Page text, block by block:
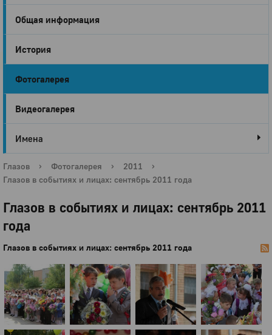
Город
Глазов
Общая информация
История
Фотогалерея
Видеогалерея
Имена
Глазов › Фотогалерея › 2011
›
Глазов в событиях и лицах: сентябрь 2011 года
Глазов в событиях и лицах: сентябрь 2011
года
Глазов в событиях и лицах: сентябрь 2011 года